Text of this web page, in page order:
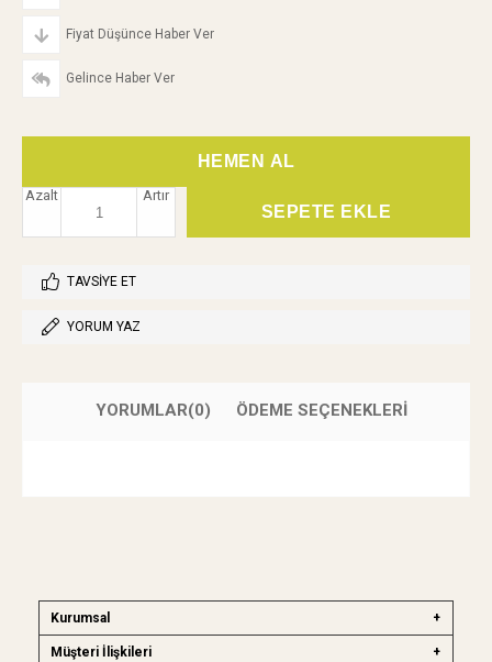
Fiyat Düşünce Haber Ver
Gelince Haber Ver
Artır
Azalt
TAVSIYE ET
YORUM YAZ
YORUMLAR(0) ÖDEME SEÇENEKLERI
Kurumsal
Müşteri İlişkileri